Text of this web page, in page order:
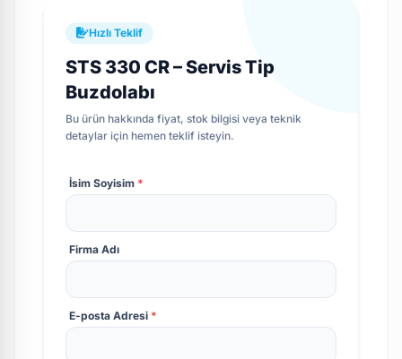
Hızlı Teklif
STS 330 CR – Servis Tip
Buzdolabı
Bu ürün hakkında fiyat, stok bilgisi veya teknik
detaylar için hemen teklif isteyin.
İsim Soyisim *
Firma Adı
E-posta Adresi *